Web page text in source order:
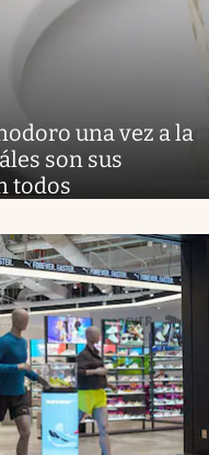
una vez a la
son sus
todos